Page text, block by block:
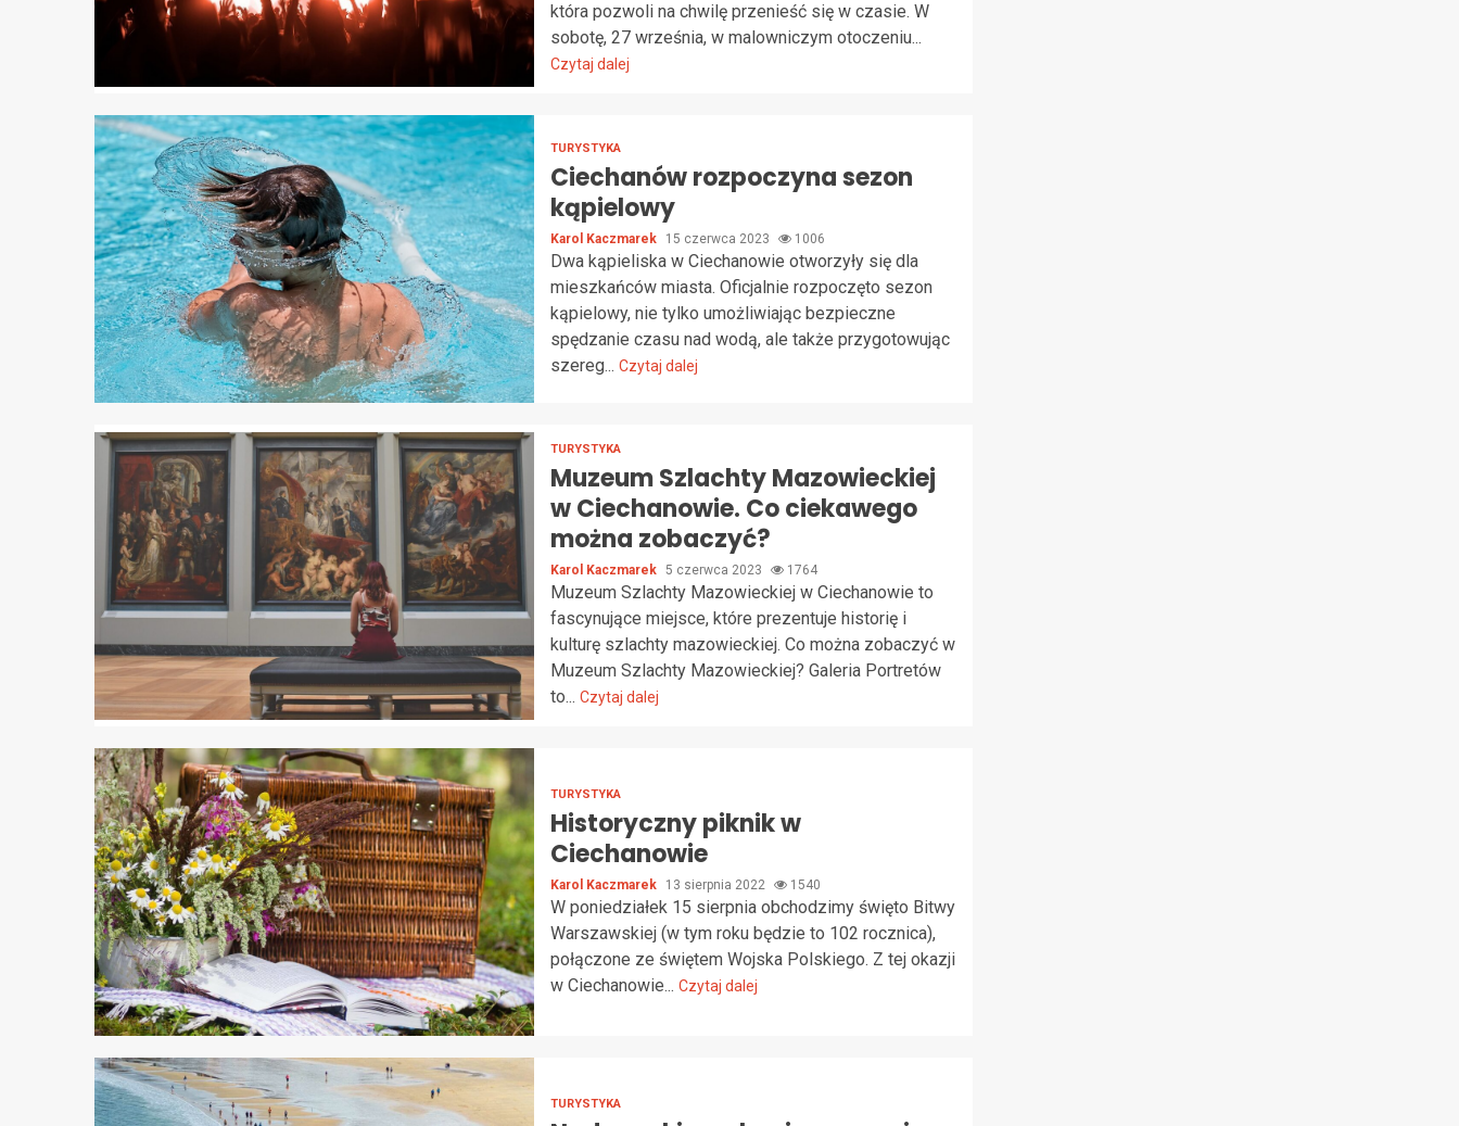
która pozwoli na chwilę przenieść się w czasie. W
sobotę, 27 września, w malowniczym otoczeniu...
Czytaj dalej
TURYSTYKA
Ciechanów rozpoczyna sezon
kąpielowy
Karol Kaczmarek 15 czerwca 2023 1006
Dwa kąpieliska w Ciechanowie otworzyły się dla
mieszkańców miasta. Oficjalnie rozpoczęto sezon
kąpielowy, nie tylko umożliwiając bezpieczne
spędzanie czasu nad wodą, ale także przygotowując
szereg... Czytaj dalej
TURYSTYKA
Muzeum Szlachty Mazowieckiej
w Ciechanowie. Co ciekawego
można zobaczyć?
Karol Kaczmarek 5 czerwca 2023 1764
Muzeum Szlachty Mazowieckiej w Ciechanowie to
fascynujące miejsce, które prezentuje historię i
kulturę szlachty mazowieckiej. Co można zobaczyć w
Muzeum Szlachty Mazowieckiej? Galeria Portretów
to... Czytaj dalej
TURYSTYKA
Historyczny piknik w
Ciechanowie
Karol Kaczmarek 13 sierpnia 2022 1540
W poniedziałek 15 sierpnia obchodzimy święto Bitwy
Warszawskiej (w tym roku będzie to 102 rocznica),
połączone ze świętem Wojska Polskiego. Z tej okazji
w Ciechanowie... Czytaj dalej
TURYSTYKA